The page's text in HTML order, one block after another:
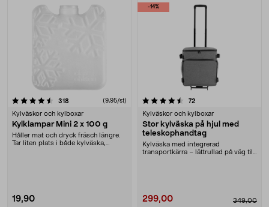
318 (9,95/st)
Kylväskor och kylboxar
Kylklampar Mini 2 x 100 g
Håller mat och dryck fräsch längre.
Tar liten plats i både kylväska,
19,90
-14%
4.5 av 5 stjärnor 72recensioner
Kylväskor och kylboxar
Stor kylväska på hjul med
teleskophandtag
Kylväska med integrerad
transportkärra – lättrullad på väg till
299,00 349,00